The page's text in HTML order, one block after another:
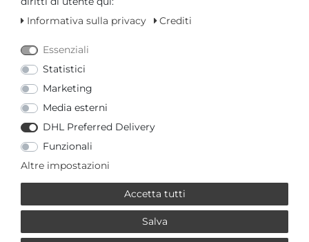
* incl. IVA piùSpese di spedizione
Informativa sulla privacy
Crediti
Essenziali
Statistici
Marketing
Media esterni
DHL Preferred Delivery
Funzionali
Altre impostazioni
Accetta tutti
Salva